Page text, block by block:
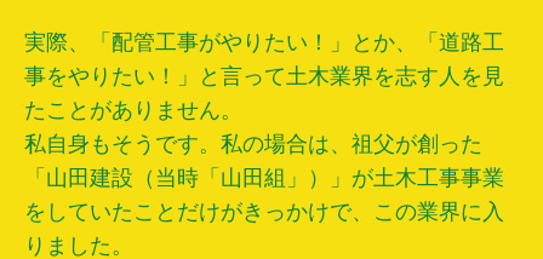
実際、「配管工事がやりたい！」とか、「道路工
事をやりたい！」と言って土木業界を志す人を見
たことがありません。
私自身もそうです。私の場合は、祖父が創った
「山田建設（当時「山田組」）」が土木工事事業
をしていたことだけがきっかけで、この業界に入
りました。